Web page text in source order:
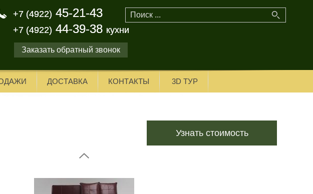
+7 (4922) 45-21-43
+7 (4922) 44-39-38 кухни
Заказать обратный звонок
+7 (4922) 45-21-43
+7 (4922) 44-39-38 кухни
ДОСТАВКА КОНТАКТЫ 3D ТУР
Узнать стоимость